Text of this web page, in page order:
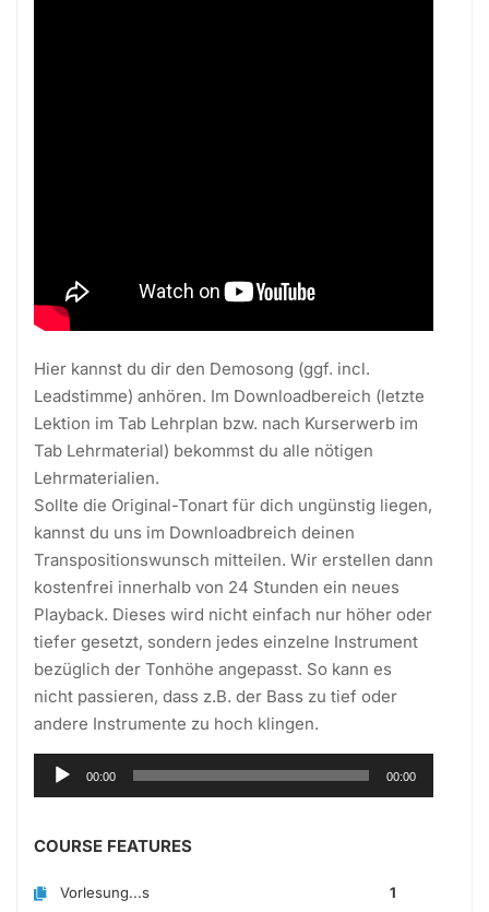
Hier kannst du dir den Demosong (ggf. incl.
Leadstimme) anhören. Im Downloadbereich (letzte
Lektion im Tab Lehrplan bzw. nach Kurserwerb im
Tab Lehrmaterial) bekommst du alle nötigen
Lehrmaterialien.
Sollte die Original-Tonart für dich ungünstig liegen,
kannst du uns im Downloadbreich deinen
Transpositionswunsch mitteilen. Wir erstellen dann
kostenfrei innerhalb von 24 Stunden ein neues
Playback. Dieses wird nicht einfach nur höher oder
tiefer gesetzt, sondern jedes einzelne Instrument
bezüglich der Tonhöhe angepasst. So kann es
nicht passieren, dass z.B. der Bass zu tief oder
andere Instrumente zu hoch klingen.
Audio-
Player
00:00 00:00
COURSE FEATURES
Vorlesung...s 1